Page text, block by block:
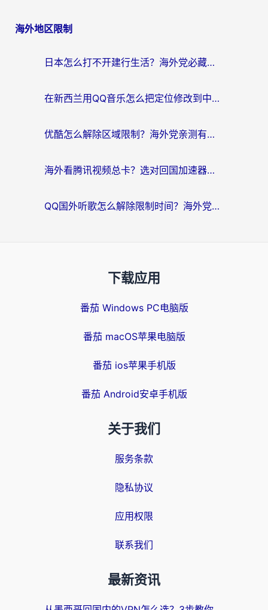
海外地区限制
日本怎么打不开建行生活？海外党必藏的回国加速指南（含丹麦国外影音问题破解）
在新西兰用QQ音乐怎么把定位修改到中国国内？海外党听歌追剧的实用指南
优酷怎么解除区域限制？海外党亲测有效的回国加速器选择指南
海外看腾讯视频总卡？选对回国加速器，还能解决英国1号店定位+欧洲杯CCTV5直播问题
QQ国外听歌怎么解除限制时间？海外党亲测有效的回国加速方案
下载应用
番茄 Windows PC电脑版
番茄 macOS苹果电脑版
番茄 ios苹果手机版
番茄 Android安卓手机版
关于我们
服务条款
隐私协议
应用权限
联系我们
最新资讯